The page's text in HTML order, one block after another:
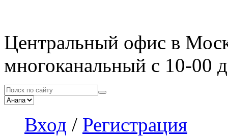
Центральный офис в
многоканальный с 10-00
Вход / Регистрация